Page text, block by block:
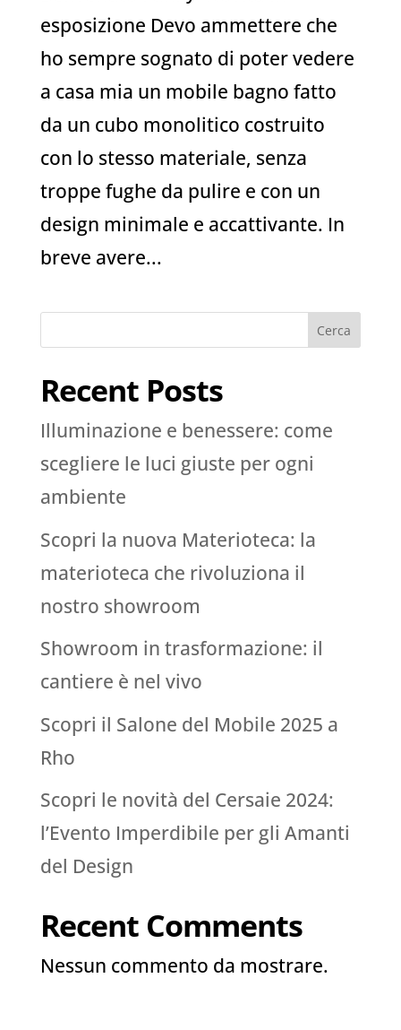
esposizione Devo ammettere che
ho sempre sognato di poter vedere
a casa mia un mobile bagno fatto
da un cubo monolitico costruito
con lo stesso materiale, senza
troppe fughe da pulire e con un
design minimale e accattivante. In
breve avere...
Cerca
Recent Posts
Illuminazione e benessere: come
scegliere le luci giuste per ogni
ambiente
Scopri la nuova Materioteca: la
materioteca che rivoluziona il
nostro showroom
Showroom in trasformazione: il
cantiere è nel vivo
Scopri il Salone del Mobile 2025 a
Rho
Scopri le novità del Cersaie 2024:
l’Evento Imperdibile per gli Amanti
del Design
Recent Comments
Nessun commento da mostrare.